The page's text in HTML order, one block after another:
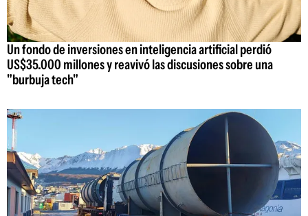
Un fondo de inversiones en inteligencia artificial perdió
US$35.000 millones y reavivó las discusiones sobre una
"burbuja tech"